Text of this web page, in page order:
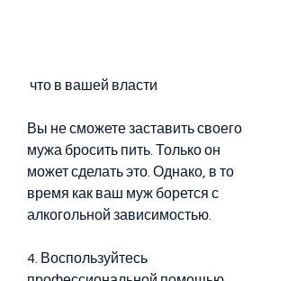
что в вашей власти
Вы не сможете заставить своего
мужа бросить пить. Только он
может сделать это. Однако, в то
время как ваш муж борется с
алкогольной зависимостью.
4. Воспользуйтесь